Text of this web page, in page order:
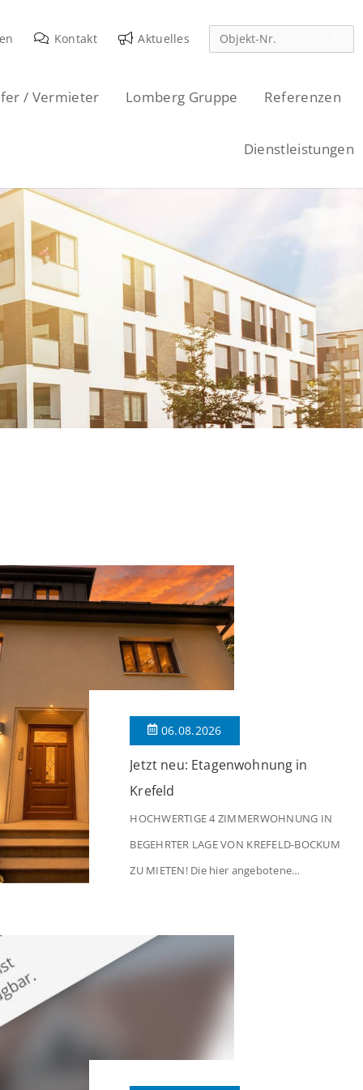
Kontakt Aktuelles
/ Vermieter Lomberg Gruppe Referenzen
Dienstleistungen
06.08.2026
Jetzt neu: Etagenwohnung in
Krefeld
HOCHWERTIGE 4 ZIMMERWOHNUNG IN
BEGEHRTER LAGE VON KREFELD-BOCKUM
ZU MIETEN! Die hier angebotene
in begehrter Wohnlage von Krefeld-Bockum.